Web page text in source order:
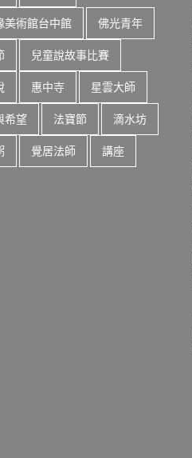
美術館台中館 佛光青年
兒童說故事比賽
惠中寺 星雲大師
希望 法寶節 滴水坊
覺居法師 講座